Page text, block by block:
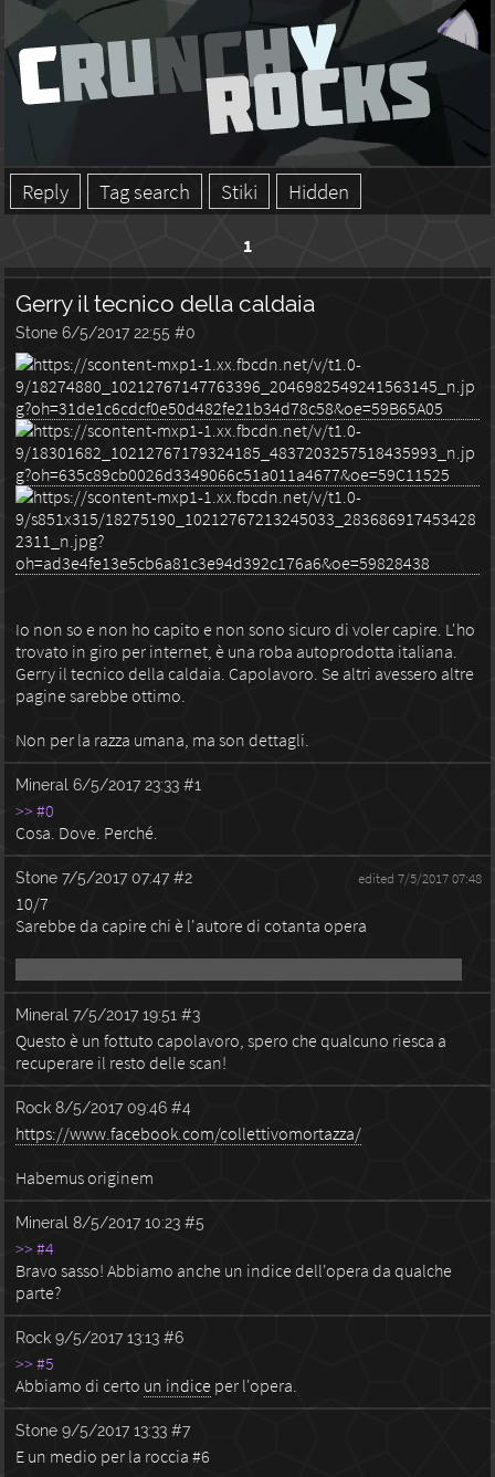
Reply Tag search Stiki Hidden
1
Gerry il tecnico della caldaia
Stone 6/5/2017 22:55 #0
Io non so e non ho capito e non sono sicuro di voler capire. L'ho
trovato in giro per internet, è una roba autoprodotta italiana.
Gerry il tecnico della caldaia. Capolavoro. Se altri avessero altre
pagine sarebbe ottimo.
Non per la razza umana, ma son dettagli.
Mineral 6/5/2017 23:33 #1
>> #0
Cosa. Dove. Perché.
Stone 7/5/2017 07:47 #2 edited 7/5/2017 07:48
10/7
Sarebbe da capire chi è l'autore di cotanta opera
Mineral 7/5/2017 19:51 #3
Questo è un fottuto capolavoro, spero che qualcuno riesca a
recuperare il resto delle scan!
Rock 8/5/2017 09:46 #4
https://www.facebook.com/collettivomortazza/
Habemus originem
Mineral 8/5/2017 10:23 #5
>> #4
Bravo sasso! Abbiamo anche un indice dell'opera da qualche
parte?
Rock 9/5/2017 13:13 #6
>> #5
Abbiamo di certo un indice per l'opera.
Stone 9/5/2017 13:33 #7
E un medio per la roccia #6